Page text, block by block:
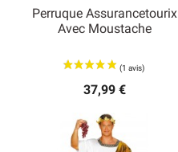
Perruque Assurancetourix
Avec Moustache
37,99 €